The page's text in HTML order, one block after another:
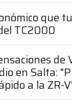
que
TC2000
de
en Salta:
a la ZR-